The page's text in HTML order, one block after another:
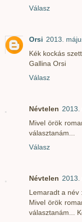
Válasz
Orsi 2013.
Kék kockás
Gallina Orsi
Válasz
Névtelen 2013.
Mivel örök
választanám...
Válasz
Névtelen 2013.
Lemaradt a név
Mivel örök
választanám...